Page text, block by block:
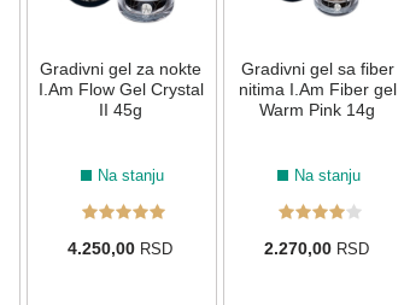
Gradivni gel za nokte
I.Am Flow Gel Crystal
II 45g
Na stanju
4.250,00 RSD
Gradivni gel sa fiber
nitima I.Am Fiber gel
Warm Pink 14g
Na stanju
2.270,00 RSD